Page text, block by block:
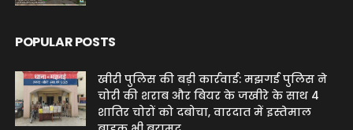
POPULAR POSTS
खीरी पुलिस की बड़ी कार्रवाई: मझगई पुलिस ने
चोरी की शराब और बियर के जखीरे के साथ 4
शातिर चोरों को दबोचा, वारदात में इस्तेमाल